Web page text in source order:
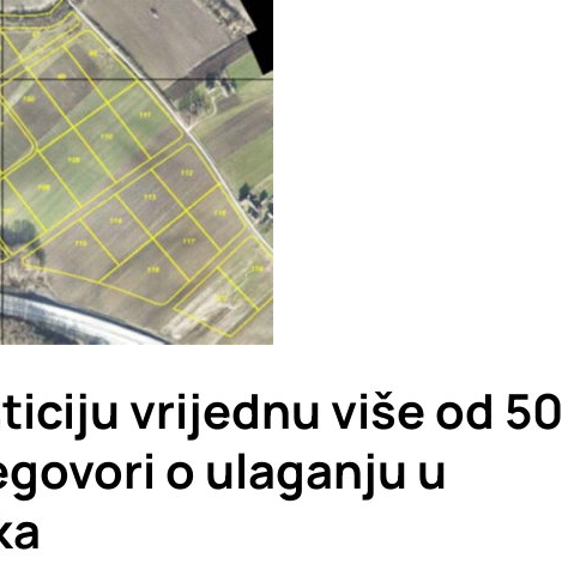
vrijednu više od 50
o ulaganju u